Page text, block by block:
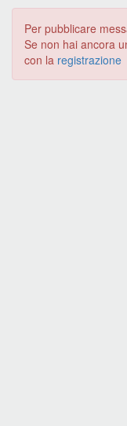
Per pubblicare
Se non hai ancora
con la registrazione